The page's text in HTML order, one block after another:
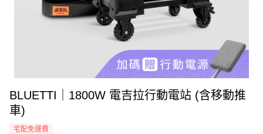
BLUETTI｜1800W 電吉拉行動電站 (含移動推
車)
宅配免運費